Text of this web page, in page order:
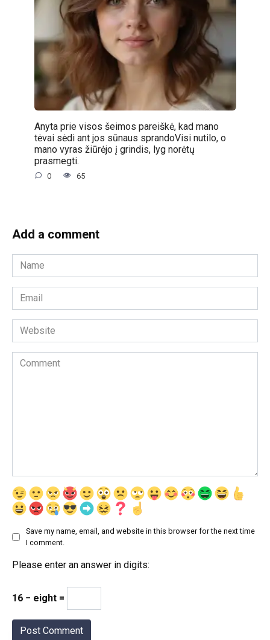
Anyta prie visos šeimos pareiškė, kad mano
tėvai sėdi ant jos sūnaus sprandoVisi nutilo, o
mano vyras žiūrėjo į grindis, lyg norėtų
prasmegti.
0 65
Add a comment
Name
*
Email
*
Website
Comment
Save my name, email, and website in this browser for the next time
I comment.
Please enter an answer in digits:
16 − eight =